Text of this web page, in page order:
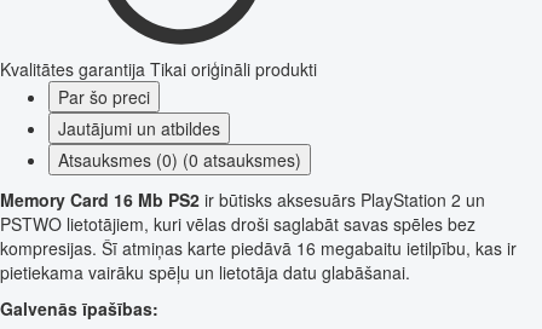
Kvalitātes garantija Tikai oriģināli produkti
Par šo preci
Jautājumi un atbildes
Atsauksmes (0) (0 atsauksmes)
Memory Card 16 Mb PS2 ir būtisks aksesuārs PlayStation 2 un
PSTWO lietotājiem, kuri vēlas droši saglabāt savas spēles bez
kompresijas. Šī atmiņas karte piedāvā 16 megabaitu ietilpību, kas ir
pietiekama vairāku spēļu un lietotāja datu glabāšanai.
Galvenās īpašības: